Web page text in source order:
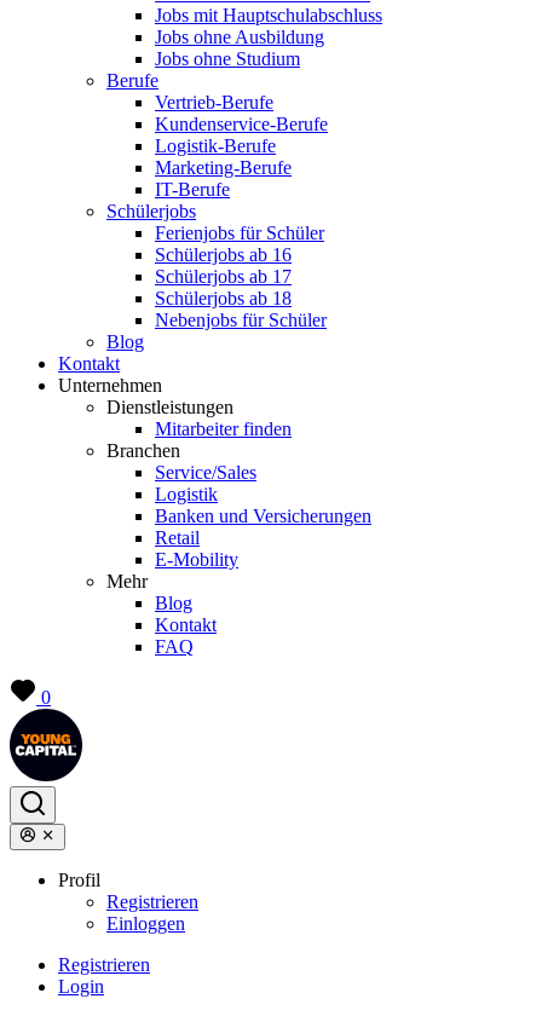
Jobs mit Hauptschulabschluss
Jobs ohne Ausbildung
Jobs ohne Studium
Berufe
Vertrieb-Berufe
Kundenservice-Berufe
Logistik-Berufe
Marketing-Berufe
IT-Berufe
Schülerjobs
Ferienjobs für Schüler
Schülerjobs ab 16
Schülerjobs ab 17
Schülerjobs ab 18
Nebenjobs für Schüler
Blog
Kontakt
Unternehmen
Dienstleistungen
Mitarbeiter finden
Branchen
Service/Sales
Logistik
Banken und Versicherungen
Retail
E-Mobility
Mehr
Blog
Kontakt
FAQ
0
Profil
Registrieren
Einloggen
Registrieren
Login